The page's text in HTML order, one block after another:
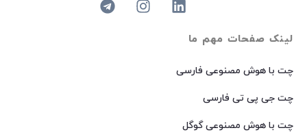
لینک صفحات مهم ما
چت با هوش مصنوعی فارسی
چت جی پی تی فارسی
چت با هوش مصنوعی گوگل